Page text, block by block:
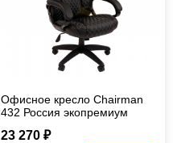
Офисное кресло Chairman
432 Россия экопремиум
23 270 ₽